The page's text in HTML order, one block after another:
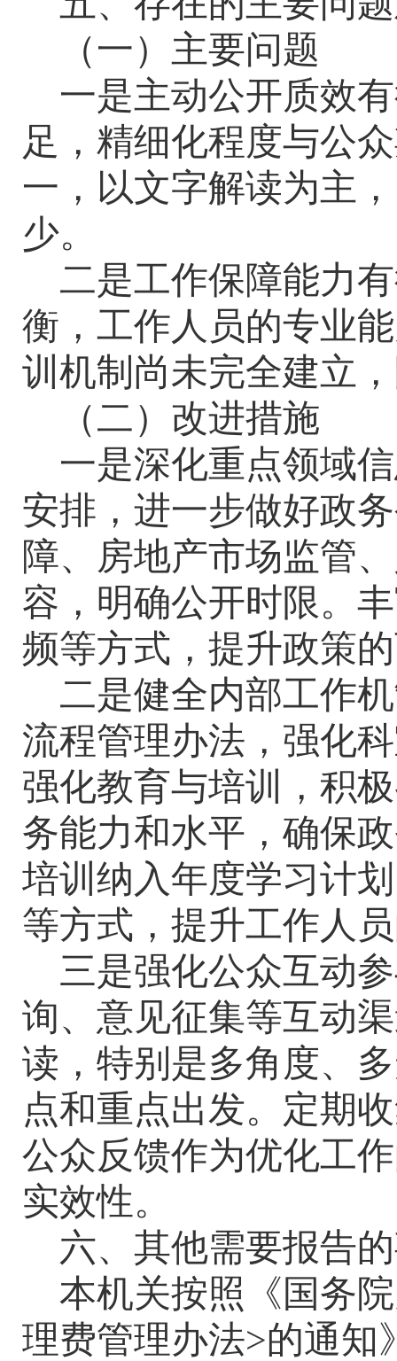
（一）主要问题
一是主动公开质效
足，精细化程度与公
一，以文字解读为主
少。
二是工作保障能力
衡，工作人员的专业
训机制尚未完全建立
（二）改进措施
一是深化重点领域
安排，进一步做好政
障、房地产市场监管
容，明确公开时限。
频等方式，提升政策
二是健全内部工作
流程管理办法，强化
强化教育与培训，积
务能力和水平，确保
培训纳入年度学习计
等方式，提升工作人
三是强化公众互动
询、意见征集等互动
读，特别是多角度、
点和重点出发。定期
公众反馈作为优化工
实效性。
六、其他需要报告
本机关按照《国务
理费管理办法>的通知